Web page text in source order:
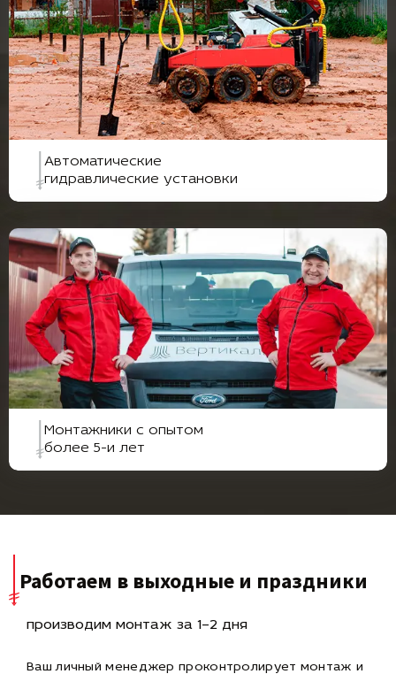
Автоматические
гидравлические установки
Монтажники с опытом
более 5-и лет
Работаем в выходные и праздники
производим монтаж за 1–2 дня
Ваш личный менеджер проконтролирует монтаж и